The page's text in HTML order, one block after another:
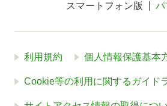
スマートフォン版 パ
利用規約 個人情報保護基本
Cookie等の利用に関するガイド